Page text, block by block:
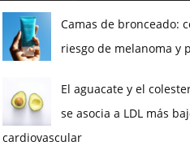
Camas de bronceado:
riesgo de melanoma y
El aguacate y el
se asocia a LDL más
cardiovascular